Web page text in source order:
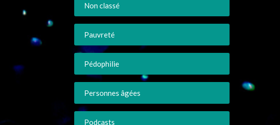
Non classé
Pauvreté
Pédophilie
Personnes âgées
Podcasts